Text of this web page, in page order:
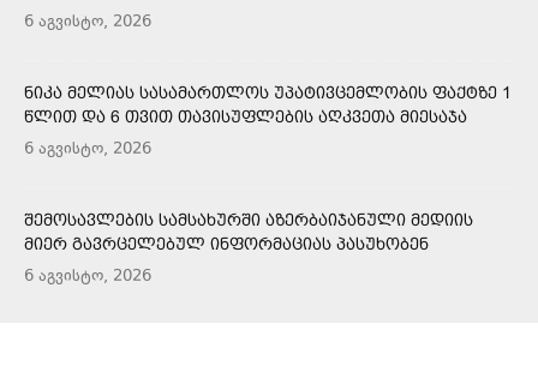
6 აგვისტო, 2026
ᲜᲘᲙᲐ ᲛᲔᲚᲘᲐᲡ ᲡᲐᲡᲐᲛᲐᲠᲗᲚᲝᲡ ᲣᲞᲐᲢᲘᲕᲪᲔᲛᲚᲝᲑᲘᲡ ᲤᲐᲥᲢᲖᲔ 1
ᲬᲚᲘᲗ ᲓᲐ 6 ᲗᲕᲘᲗ ᲗᲐᲕᲘᲡᲣᲤᲚᲔᲑᲘᲡ ᲐᲦᲙᲕᲔᲗᲐ ᲛᲘᲔᲡᲐᲯᲐ
6 აგვისტო, 2026
ᲨᲔᲛᲝᲡᲐᲕᲚᲔᲑᲘᲡ ᲡᲐᲛᲡᲐᲮᲣᲠᲨᲘ ᲐᲖᲔᲠᲑᲐᲘᲯᲐᲜᲣᲚᲘ ᲛᲔᲓᲘᲘᲡ
ᲛᲘᲔᲠ ᲒᲐᲕᲠᲪᲔᲚᲔᲑᲣᲚ ᲘᲜᲤᲝᲠᲛᲐᲪᲘᲐᲡ ᲞᲐᲡᲣᲮᲝᲑᲔᲜ
6 აგვისტო, 2026